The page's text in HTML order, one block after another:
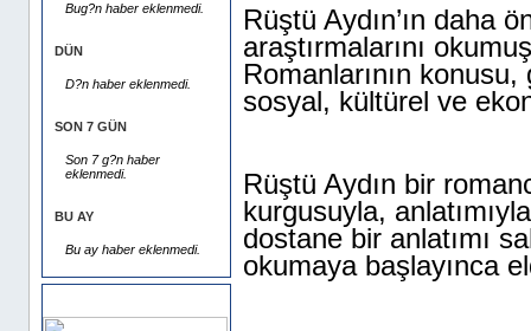
Bug?n haber eklenmedi.
DÜN
D?n haber eklenmedi.
SON 7 GÜN
Son 7 g?n haber
eklenmedi.
BU AY
Bu ay haber eklenmedi.
Rüştü Aydın’ın daha
araştırmalarını
Romanlarının
sosyal, kültürel ve
Rüştü Aydın bir
kurgusuyla,
dostane bir anlatımı
okumaya başlayınca